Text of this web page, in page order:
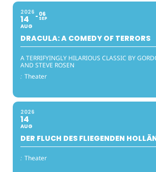
2026
14
AUG
06
SEP
DRACULA: A COMEDY OF TERRORS
A TERRIFYINGLY HILARIOUS CLASSIC BY
AND STEVE ROSEN
: Theater
2026
14
AUG
DER FLUCH DES FLIEGENDEN
: Theater